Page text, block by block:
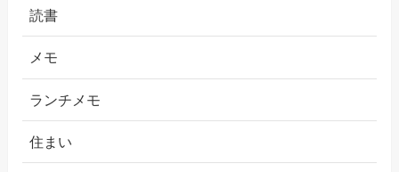
読書
メモ
ランチメモ
住まい